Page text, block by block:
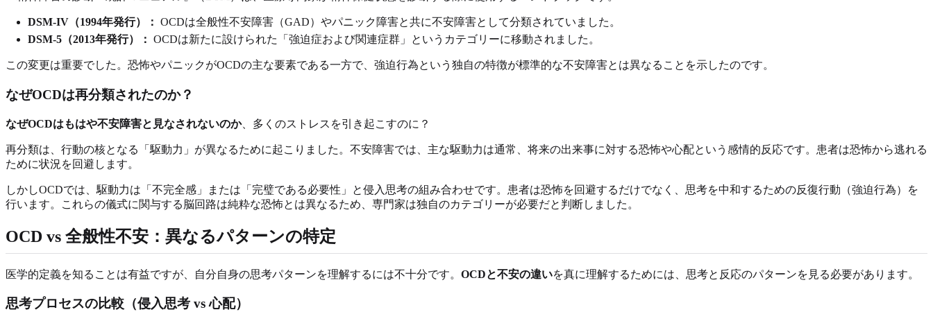
DSM-IV（1994年発行）： OCDは全般性不安障害（GAD）やパニック障害と共に不安障害として分類されていました。
DSM-5（2013年発行）： OCDは新たに設けられた「強迫症および関連症群」というカテゴリーに移動されました。
この変更は重要でした。恐怖やパニックがOCDの主な要素である一方で、強迫行為という独自の特徴が標準的な不安障害とは異なることを示したのです。
なぜOCDは再分類されたのか？
なぜOCDはもはや不安障害と見なされないのか、多くのストレスを引き起こすのに？
再分類は、行動の核となる「駆動力」が異なるために起こりました。不安障害では、主な駆動力は通常、将来の出来事に対する恐怖や心配という感情的反応です。患者は恐怖から逃れる
ために状況を回避します。
しかしOCDでは、駆動力は「不完全感」または「完璧である必要性」と侵入思考の組み合わせです。患者は恐怖を回避するだけでなく、思考を中和するための反復行動（強迫行為）を
行います。これらの儀式に関与する脳回路は純粋な恐怖とは異なるため、専門家は独自のカテゴリーが必要だと判断しました。
OCD vs 全般性不安：異なるパターンの特定
医学的定義を知ることは有益ですが、自分自身の思考パターンを理解するには不十分です。 OCDと不安の違いを真に理解するためには、思考と反応のパターンを見る必要があります。
思考プロセスの比較（侵入思考 vs 心配）